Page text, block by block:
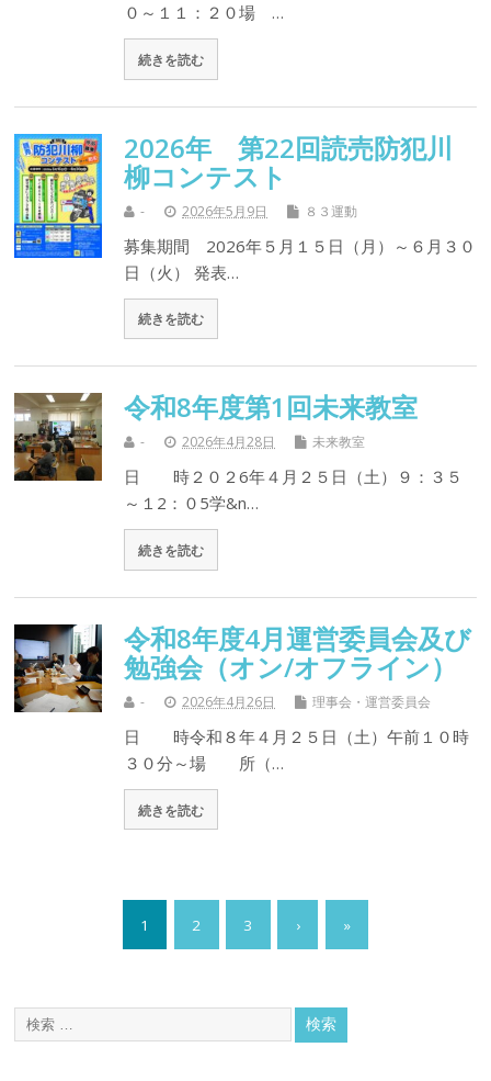
０～１１：２０場 …
続きを読む
2026年 第22回読売防犯川
柳コンテスト
- 2026年5月9日 ８３運動
募集期間 2026年５月１５日（月）～６月３０
日（火） 発表…
続きを読む
令和8年度第1回未来教室
- 2026年4月28日 未来教室
日 時２０２6年４月２５日（土）９：３５
～１2：０5学&n…
続きを読む
令和8年度4月運営委員会及び
勉強会（オン/オフライン）
- 2026年4月26日 理事会・運営委員会
日 時令和８年４月２５日（土）午前１０時
３０分～場 所（…
続きを読む
1 2 3 › »